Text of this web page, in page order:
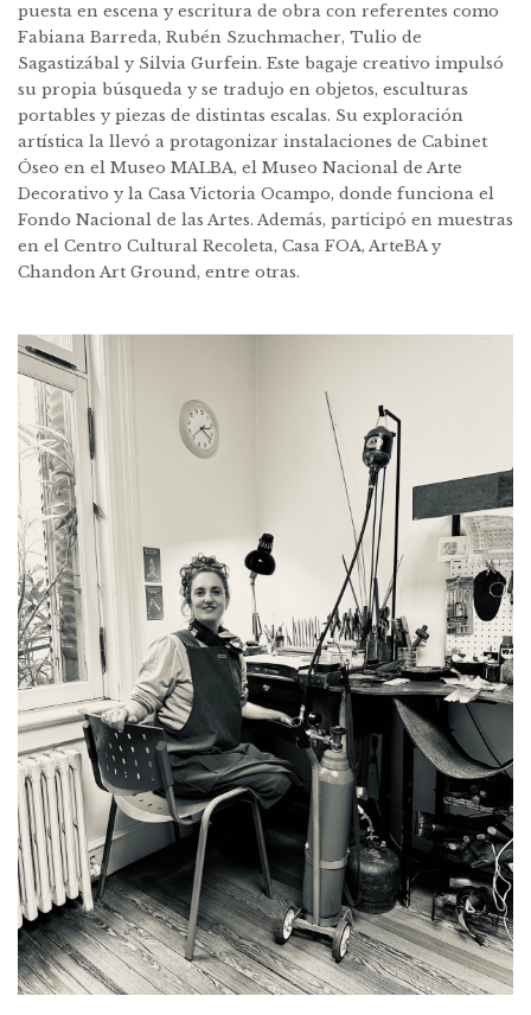
puesta en escena y escritura de obra con referentes como
Fabiana Barreda, Rubén Szuchmacher, Tulio de
Sagastizábal y Silvia Gurfein. Este bagaje creativo impulsó
su propia búsqueda y se tradujo en objetos, esculturas
portables y piezas de distintas escalas. Su exploración
artística la llevó a protagonizar instalaciones de Cabinet
Óseo en el Museo MALBA, el Museo Nacional de Arte
Decorativo y la Casa Victoria Ocampo, donde funciona el
Fondo Nacional de las Artes. Además, participó en muestras
en el Centro Cultural Recoleta, Casa FOA, ArteBA y
Chandon Art Ground, entre otras.